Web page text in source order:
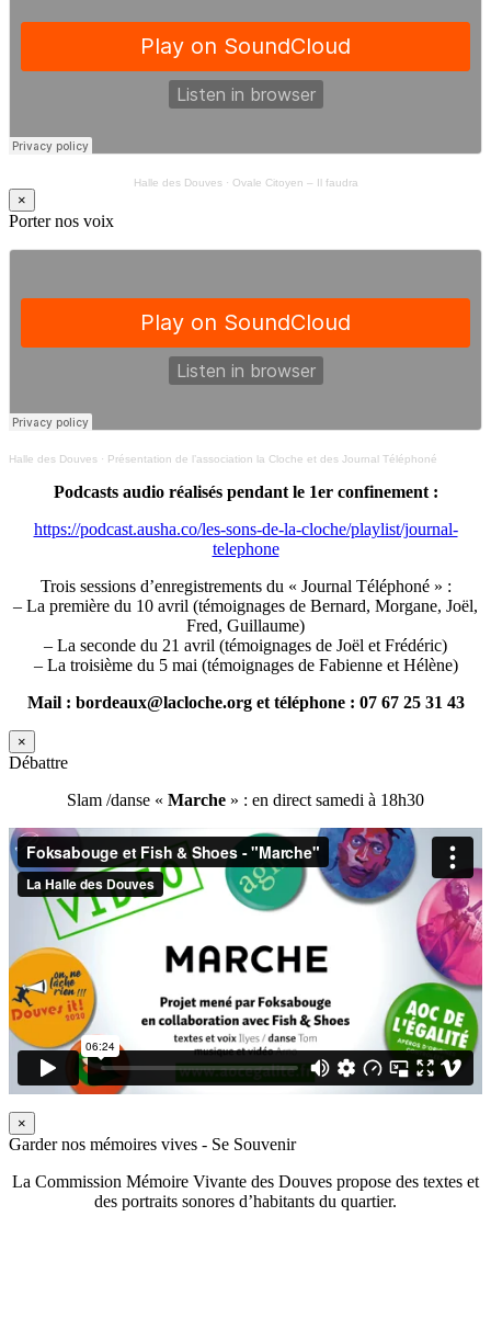
Halle des Douves· Ovale Citoyen – Il faudra
×
Porter nos voix
Halle des Douves · Présentation de l’association la Cloche et des Journal Téléphoné
Podcasts audio réalisés pendant le 1er confinement :
https://podcast.ausha.co/les-sons-de-la-cloche/playlist/journal-
telephone
Trois sessions d’enregistrements du « Journal Téléphoné » :
– La première du 10 avril (témoignages de Bernard, Morgane, Joël,
Fred, Guillaume)
– La seconde du 21 avril (témoignages de Joël et Frédéric)
– La troisième du 5 mai (témoignages de Fabienne et Hélène)
Mail : bordeaux@lacloche.org et téléphone : 07 67 25 31 43
×
Débattre
Slam /danse « Marche » : en direct samedi à 18h30
×
Garder nos mémoires vives - Se Souvenir
La Commission Mémoire Vivante des Douves propose des textes et
des portraits sonores d’habitants du quartier.